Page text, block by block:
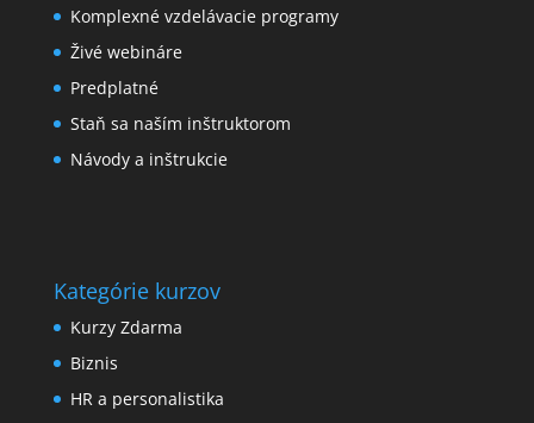
Komplexné vzdelávacie programy
Živé webináre
Predplatné
Staň sa naším inštruktorom
Návody a inštrukcie
Kategórie kurzov
Kurzy Zdarma
Biznis
HR a personalistika